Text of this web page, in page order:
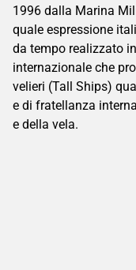
1996 dalla Marina
quale espressione
da tempo realizzato
internazionale che
velieri (Tall Ships)
e di fratellanza
e della vela.